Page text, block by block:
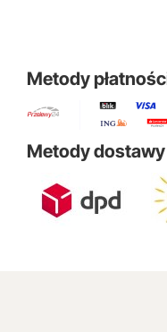
Metody
Metody dostawy